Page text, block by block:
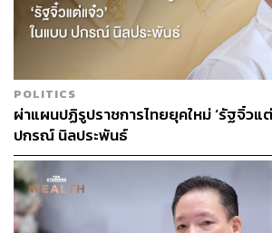
ในเชิงหุ้น บริษัท Data Center จีนหลายแห่
ให้บริการศูนย์ข้อมูลแบบดั้งเดิม ไปสู่ผู้ให้
Infrastructure แบบครบวงจร เช่น Range
VNET และ SUNeVision โดยเฉพาะ
Goldman Sachs ให้คำแนะนำ ซื้อ จากศัก
สูง บริษัทมีปริมาณสำรองมากกว่า 5GW แ
มอบได้ราว 290MW ต่อปีในช่วง 2026-
และ EBITDA ของบริษัทมีโอกาสเติบโตเฉ
ช่วง 2025-2028
POLITICS
ผ่าแผนปฏิรูปราชการไทยยุคใหม่ ‘รัฐจิ๋วแ
ปกรณ์ นิลประพันธ์